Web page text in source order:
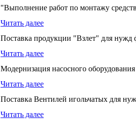
"Выполнение работ по монтажу
Читать далее
Поставка продукции "Взлет" для
Читать далее
Модернизация насосного
Читать далее
Поставка Вентилей игольчатых для
Читать далее